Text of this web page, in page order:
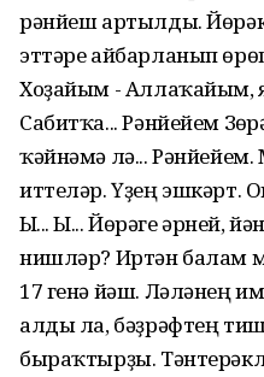
рәнйеш артылды.
эттәре айбарланып
Хоҙайым - Аллаҡайым,
Сабитҡа... Рәнйейем
ҡәйнәмә лә...
иттеләр. Үҙең эшкәрт.
Ыһ... Ыһ... Йөрәге әрней,
нишләр? Иртән балам
17 генә йәш. Ләләнең
алды ла, бәҙрәфтең
быраҡтырҙы.